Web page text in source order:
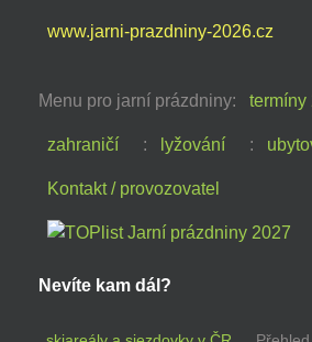
www.jarni-prazdniny-2026.cz
Menu pro jarní prázdniny: termíny
zahraničí : lyžování :
Kontakt / provozovatel
Nevíte kam dál?